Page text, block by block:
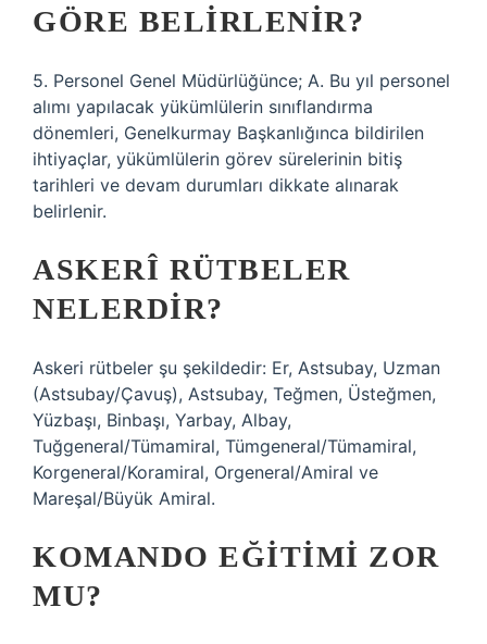
GÖRE BELIRLENIR?
5. Personel Genel Müdürlüğünce; A. Bu yıl personel
alımı yapılacak yükümlülerin sınıflandırma
dönemleri, Genelkurmay Başkanlığınca bildirilen
ihtiyaçlar, yükümlülerin görev sürelerinin bitiş
tarihleri ​​ve devam durumları dikkate alınarak
belirlenir.
ASKERÎ RÜTBELER
NELERDIR?
Askeri rütbeler şu şekildedir: Er, Astsubay, Uzman
(Astsubay/Çavuş), Astsubay, Teğmen, Üsteğmen,
Yüzbaşı, Binbaşı, Yarbay, Albay,
Tuğgeneral/Tümamiral, Tümgeneral/Tümamiral,
Korgeneral/Koramiral, Orgeneral/Amiral ve
Mareşal/Büyük Amiral.
KOMANDO EĞITIMI ZOR
MU?